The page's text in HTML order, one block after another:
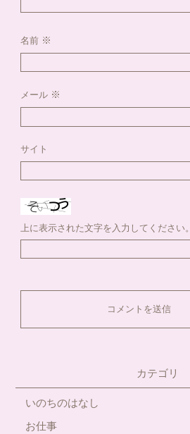
名前 ※
メール ※
サイト
上に表示された文字を入力してください。
カテゴリ
いのちのはなし
お仕事